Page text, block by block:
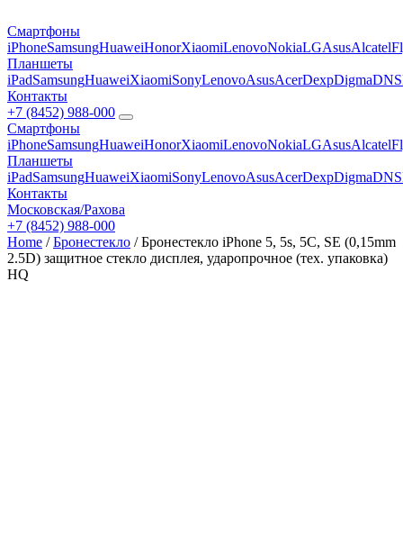
Смартфоны
iPhoneSamsungHuaweiHonorXiaomiLenovoNokiaLGAsusAlcatel
Планшеты
iPadSamsungHuaweiXiaomiSonyLenovoAsusAcerDexpDigmaDNS
Контакты
+7 (8452) 988-000
Смартфоны
iPhoneSamsungHuaweiHonorXiaomiLenovoNokiaLGAsusAlcatel
Планшеты
iPadSamsungHuaweiXiaomiSonyLenovoAsusAcerDexpDigmaDNS
Контакты
Московская/Рахова
+7 (8452) 988-000
Home /Бронестекло / Бронестекло iPhone 5, 5s, 5C, SE (0,15mm
2.5D) защитное стекло дисплея, ударопрочное (тех. упаковка)
HQ